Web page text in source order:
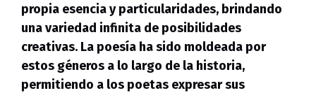
propia esencia y particularidades, brindando
una variedad infinita de posibilidades
creativas. La poesía ha sido moldeada por
estos géneros a lo largo de la historia,
permitiendo a los poetas expresar sus